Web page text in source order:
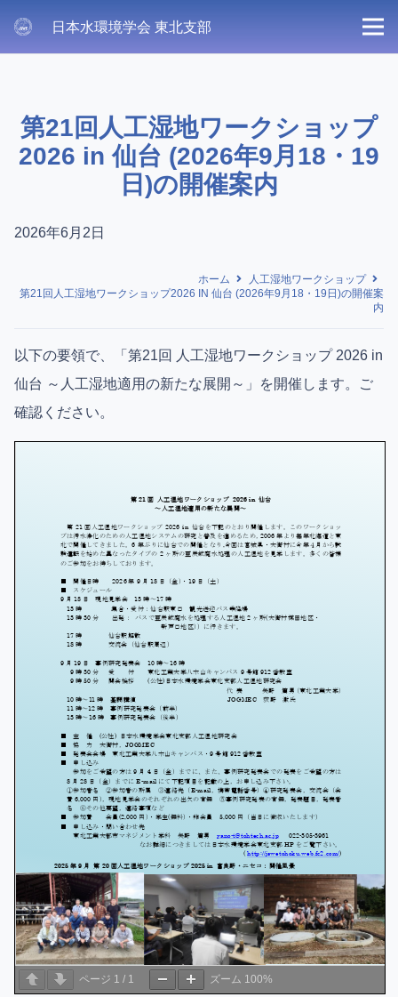
日本水環境学会 東北支部
第21回人工湿地ワークショップ
2026 in 仙台 (2026年9月18・19
日)の開催案内
2026年6月2日
ホーム
人工湿地ワークショップ
第21回人工湿地ワークショップ2026 IN 仙台 (2026年9月18・19日)の開催案
内
以下の要領で、「第21回 人工湿地ワークショップ 2026 in
仙台 ～人工湿地適用の新たな展開～」を開催します。
ご
確認ください。
ページ 1 / 1 ズーム 100%